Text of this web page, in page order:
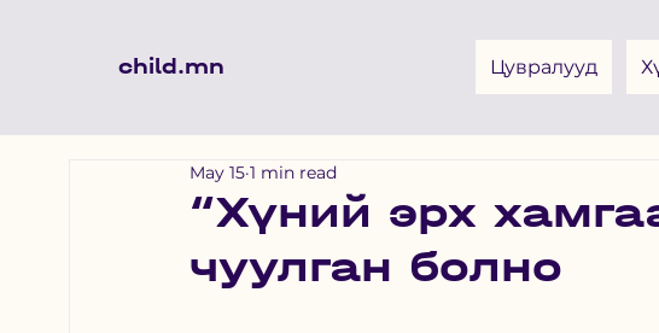
child.mn Цувралууд
“Хүний эрх
чуулган болно
May 15 1 min read